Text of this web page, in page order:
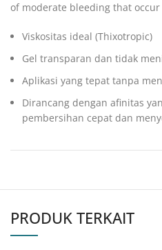
of moderate bleeding that
Viskositas ideal (Thixotropic)
Gel transparan dan tidak
Aplikasi yang tepat tanpa
Dirancang dengan afinitas
pembersihan cepat dan
PRODUK TERKAIT